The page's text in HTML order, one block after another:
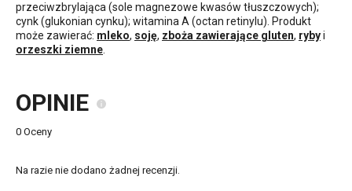
przeciwzbrylająca (sole magnezowe kwasów tłuszczowych);
cynk (glukonian cynku); witamina A (octan retinylu). Produkt
może zawierać: mleko, soję, zboża zawierające gluten, rybyi
orzeszki ziemne
OPINIE
0 Oceny
Na razie nie dodano żadnej recenzji.